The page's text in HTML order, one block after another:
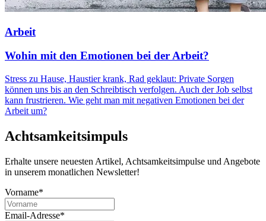
Arbeit
Wohin mit den Emotionen bei der Arbeit?
Stress zu Hause, Haustier krank, Rad geklaut: Private Sorgen
können uns bis an den Schreibtisch verfolgen. Auch der Job selbst
kann frustrieren. Wie geht man mit negativen Emotionen bei der
Arbeit um?
Achtsamkeitsimpuls
Erhalte unsere neuesten Artikel, Achtsamkeitsimpulse und Angebote
in unserem monatlichen Newsletter!
Vorname*
Email-Adresse*